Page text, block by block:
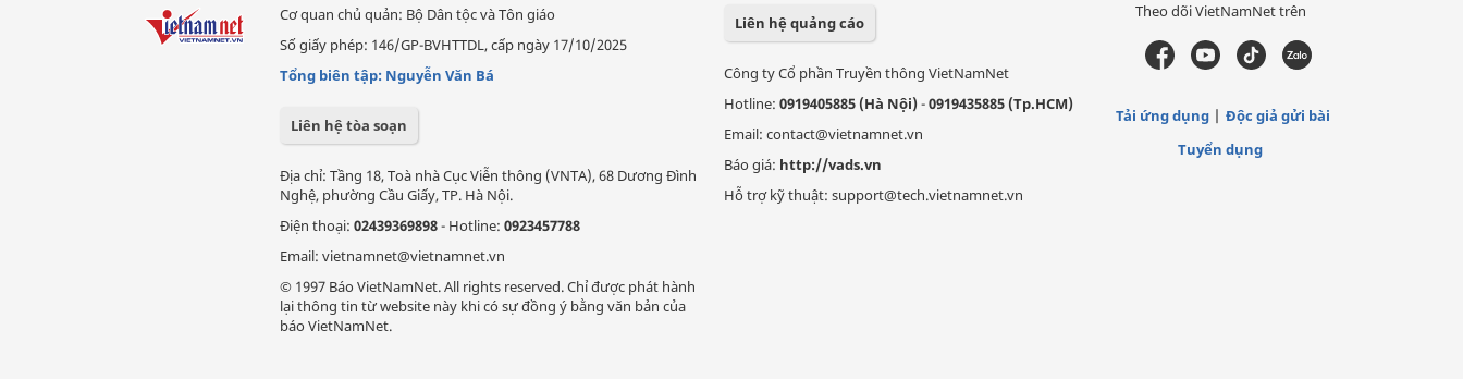
Cơ quan chủ quản: Bộ Dân tộc và Tôn giáo
Số giấy phép: 146/GP-BVHTTDL, cấp ngày 17/10/2025
Tổng biên tập: Nguyễn Văn Bá
Liên hệ tòa soạn
Địa chỉ: Tầng 18, Toà nhà Cục Viễn thông (VNTA), 68 Dương Đình
Nghệ, phường Cầu Giấy, TP. Hà Nội.
Điện thoại: 02439369898- Hotline: 0923457788
Email: vietnamnet@vietnamnet.vn
© 1997 Báo VietNamNet. All rights reserved. Chỉ được phát hành
lại thông tin từ website này khi có sự đồng ý bằng văn bản của
báo VietNamNet.
Liên hệ quảng cáo
Công ty Cổ phần Truyền thông VietNamNet
Hotline: 0919405885 (Hà Nội)-0919435885 (Tp.HCM)
Email: contact@vietnamnet.vn
Báo giá: http://vads.vn
Hỗ trợ kỹ thuật: support@tech.vietnamnet.vn
Theo dõi VietNamNet trên
Tải ứng dụng
Độc giả gửi bài
Tuyển dụng